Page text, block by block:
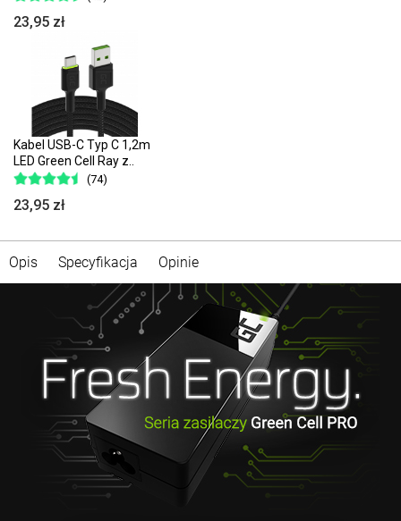
23,95 zł
Kabel USB-C Typ C 1,2m
LED Green Cell Ray z..
(74)
23,95 zł
Opis Specyfikacja Opinie